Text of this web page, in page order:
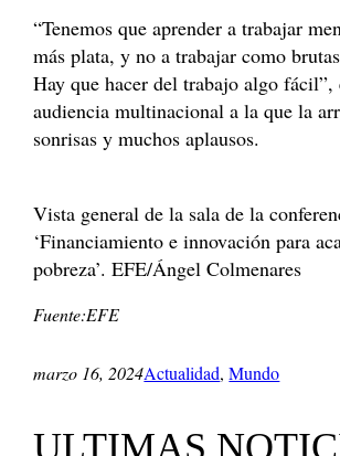
“Tenemos que aprender a trabajar
más plata, y no a trabajar como
Hay que hacer del trabajo algo fácil”,
audiencia multinacional a la que la
sonrisas y muchos aplausos.
Vista general de la sala de la
‘Financiamiento e innovación para
pobreza’. EFE/Ángel Colmenares
Fuente:EFE
marzo 16, 2024Actualidad, Mundo
ULTIMAS